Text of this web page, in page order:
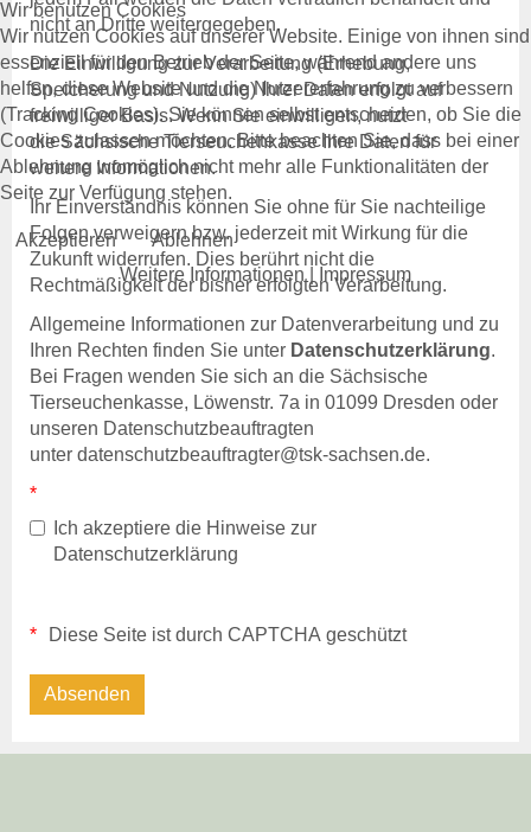
Veranstaltungen
Jahresberichte
Tierseuchenlage in
Deutschland
Veterinärwesen in Sachsen
Über uns
Aufgaben
Organisation
Verwaltungsrat
Jahresberichte
Häufige Fragen
Stellenausschreibungen
Leichte Sprache
Rechtsgrundlagen
Allgemeine
Beihilfe- und
Barrierefreiheit
nicht an Dritte weitergegeben.
Die Einwilligung zur Verarbeitung (Erhebung,
Speicherung und Nutzung) Ihrer Daten erfolgt auf
freiwilliger Basis. Wenn Sie einwilligen, nutzt
die Sächsische Tierseuchenkasse Ihre Daten für
weitere Informationen.
Ihr Einverständnis können Sie ohne für Sie nachteilige
Folgen verweigern bzw. jederzeit mit Wirkung für die
Zukunft widerrufen. Dies berührt nicht die
Rechtmäßigkeit der bisher erfolgten Verarbeitung.
Allgemeine Informationen zur Datenverarbeitung und zu
Ihren Rechten finden Sie unter Datenschutzerklärung.
Bei Fragen wenden Sie sich an die Sächsische
Tierseuchenkasse, Löwenstr. 7a in 01099 Dresden oder
unseren Datenschutzbeauftragten
unter datenschutzbeauftragter@tsk-sachsen.de.
Ich akzeptiere die Hinweise zur
Datenschutzerklärung
Diese Seite ist durch CAPTCHA geschützt
Wir benutzen Cookies
Wir nutzen Cookies auf unserer Website. Einige von ihnen sind
essenziell für den Betrieb der Seite, während andere uns
helfen, diese Website und die Nutzererfahrung zu verbessern
(Tracking Cookies). Sie können selbst entscheiden, ob Sie die
Cookies zulassen möchten. Bitte beachten Sie, dass bei einer
Ablehnung womöglich nicht mehr alle Funktionalitäten der
Seite zur Verfügung stehen.
Akzeptieren
Ablehnen
Weitere Informationen| Impressum